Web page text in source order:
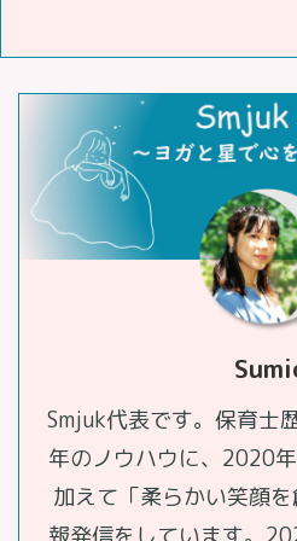
Smjuk代表です。保育士
年のノウハウに、2020
加えて「柔らかい笑顔